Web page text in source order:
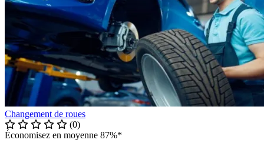
Changement de roues
(0)
Économisez en moyenne 87%*